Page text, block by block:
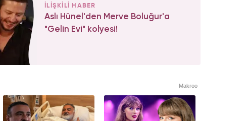
İLİŞKİLİ HABER
Aslı Hünel'den Merve Boluğur'a
"Gelin Evi" kolyesi!
Makroo